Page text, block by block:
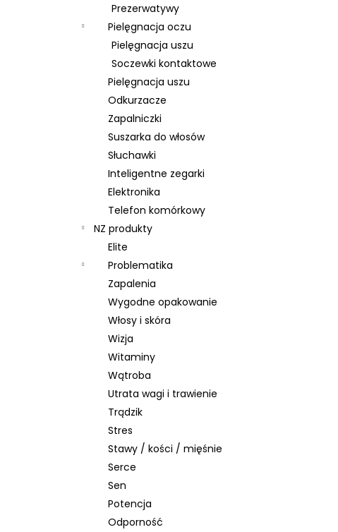
Prezerwatywy
Pielęgnacja oczu
Pielęgnacja uszu
Soczewki kontaktowe
Pielęgnacja uszu
Odkurzacze
Zapalniczki
Suszarka do włosów
Słuchawki
Inteligentne zegarki
Elektronika
Telefon komórkowy
NZ produkty
Elite
Problematika
Zapalenia
Wygodne opakowanie
Włosy i skóra
Wizja
Witaminy
Wątroba
Utrata wagi i trawienie
Trądzik
Stres
Stawy / kości / mięśnie
Serce
Sen
Potencja
Odporność